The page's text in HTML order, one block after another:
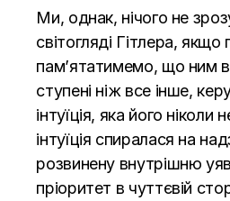
Ми, однак, нічого не
світогляді Гітлера, якщо
пам’ятатимемо, що ним
ступені ніж все інше,
інтуїція, яка його ніколи
інтуїція спиралася на
розвинену внутрішню
пріоритет в чуттєвій